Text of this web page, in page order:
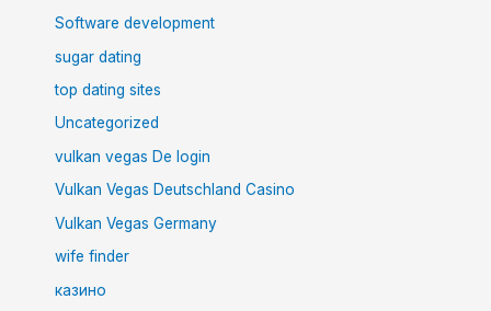
Software development
sugar dating
top dating sites
Uncategorized
vulkan vegas De login
Vulkan Vegas Deutschland Casino
Vulkan Vegas Germany
wife finder
казино